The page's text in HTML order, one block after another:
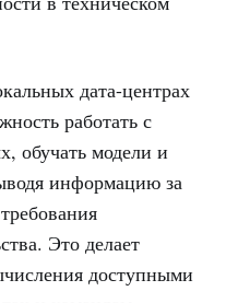
дата-центрах
работать с
обучать модели и
информацию за
Это делает
доступными